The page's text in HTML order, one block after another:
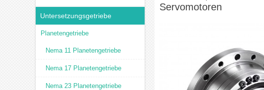
Untersetzungsgetriebe
Planetengetriebe
Nema 11 Planetengetriebe
Nema 17 Planetengetriebe
Nema 23 Planetengetriebe
Servomotoren